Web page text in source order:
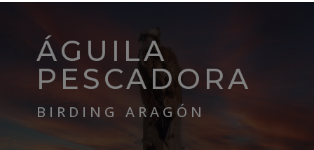
ÁGUILA
PESCADORA
BIRDING ARAGÓN